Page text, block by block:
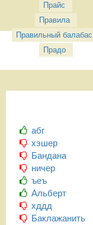
Прайс
Правила
Правильный балабас
Прадо
абг
хэшер
Бандана
ничер
ъеъ
Альберт
хддд
Баклажанить